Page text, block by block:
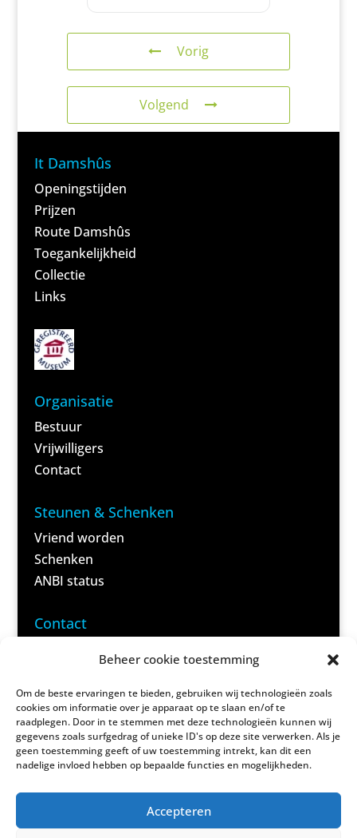
Beheer cookie toestemming
Om de beste ervaringen te bieden, gebruiken wij technologieën zoals
cookies om informatie over je apparaat op te slaan en/of te
raadplegen. Door in te stemmen met deze technologieën kunnen wij
gegevens zoals surfgedrag of unieke ID's op deze site verwerken. Als je
geen toestemming geeft of uw toestemming intrekt, kan dit een
nadelige invloed hebben op bepaalde functies en mogelijkheden.
Accepteren
Vorig
Volgend
It Damshûs
Openingstijden
Prijzen
Route Damshûs
Toegankelijkheid
Collectie
Links
Organisatie
Bestuur
Vrijwilligers
Contact
Steunen & Schenken
Vriend worden
Schenken
ANBI status
Contact
9245 VC Nij Beets
(Post)
(06) 83 69 40 95